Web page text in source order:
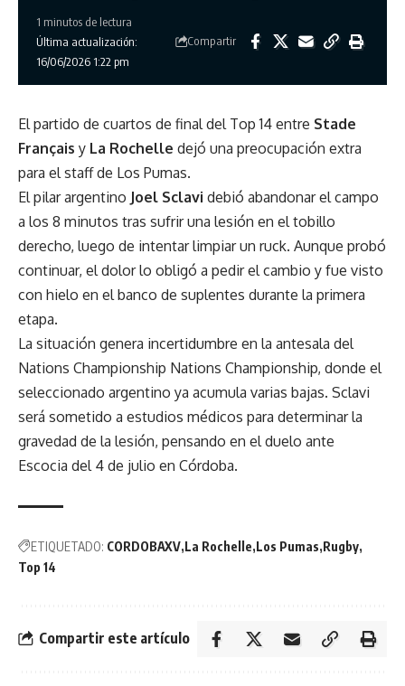
Última actualización:
16/06/2026 1:22 pm
1 minutos de lectura
Compartir
El partido de cuartos de final del Top 14 entre Stade
Français y La Rochelle dejó una preocupación extra
para el staff de Los Pumas.
El pilar argentino Joel Sclavi debió abandonar el campo
a los 8 minutos tras sufrir una lesión en el tobillo
derecho, luego de intentar limpiar un ruck. Aunque probó
continuar, el dolor lo obligó a pedir el cambio y fue visto
con hielo en el banco de suplentes durante la primera
etapa.
La situación genera incertidumbre en la antesala del
Nations Championship Nations Championship, donde el
seleccionado argentino ya acumula varias bajas. Sclavi
será sometido a estudios médicos para determinar la
gravedad de la lesión, pensando en el duelo ante
Escocia del 4 de julio en Córdoba.
ETIQUETADO: CORDOBAXV La Rochelle Los Pumas Rugby
Top 14
Compartir este artículo